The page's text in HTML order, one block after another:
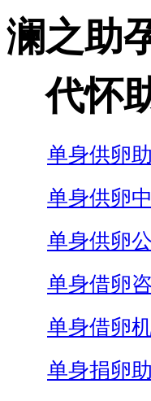
澜之助
代怀
单身供卵
单身供卵
单身供卵
单身借卵
单身借卵
单身捐卵